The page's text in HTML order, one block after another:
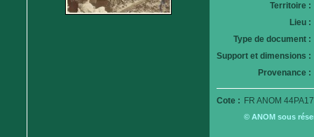
Territoire :
Lieu :
Type de document :
Support et dimensions :
Provenance :
Cote : FR ANOM
© ANOM sous